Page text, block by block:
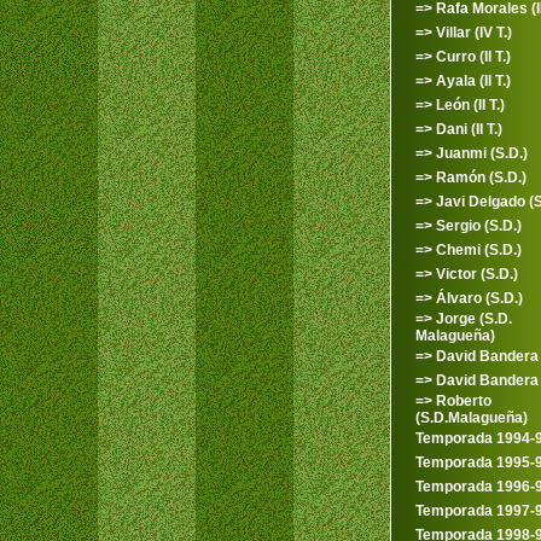
=> Rafa Morales
=> Villar (IV T.)
=> Curro (II T.)
=> Ayala (II T.)
=> León (II T.)
=> Dani (II T.)
=> Juanmi (S.D.)
=> Ramón (S.D.)
=> Javi Delgado
=> Sergio (S.D.)
=> Chemi (S.D.)
=> Victor (S.D.)
=> Álvaro (S.D.)
=> Jorge (S.D.
Malagueña)
=> David Bandera
=> David Bandera
=> Roberto
(S.D.Malagueña)
Temporada 1994-
Temporada 1995-
Temporada 1996-
Temporada 1997-
Temporada 1998-